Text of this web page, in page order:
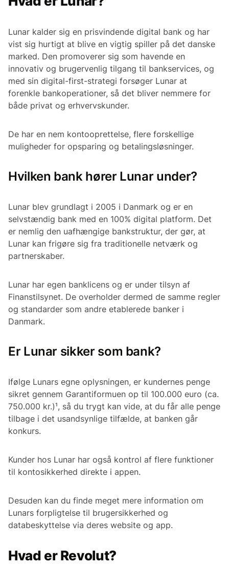
Lunar kalder sig en prisvindende digital bank og har
vist sig hurtigt at blive en vigtig spiller på det danske
marked. Den promoverer sig som havende en
innovativ og brugervenlig tilgang til bankservices, og
med sin digital-first-strategi forsøger Lunar at
forenkle bankoperationer, så det bliver nemmere for
både privat og erhvervskunder.
De har en nem kontooprettelse, flere forskellige
muligheder for opsparing og betalingsløsninger.
Hvilken bank hører Lunar under?
Lunar blev grundlagt i 2005 i Danmark og er en
selvstændig bank med en 100% digital platform. Det
er nemlig den uafhængige bankstruktur, der gør, at
Lunar kan frigøre sig fra traditionelle netværk og
partnerskaber.
Lunar har egen banklicens og er under tilsyn af
Finanstilsynet. De overholder dermed de samme regler
og standarder som andre etablerede banker i
Danmark.
Er Lunar sikker som bank?
Ifølge Lunars egne oplysningen, er kundernes penge
sikret gennem Garantiformuen op til 100.000 euro (ca.
750.000 kr.)¹, så du trygt kan vide, at du får alle penge
tilbage i det usandsynlige tilfælde, at banken går
konkurs.
Kunder hos Lunar har også kontrol af flere funktioner
til kontosikkerhed direkte i appen.
Desuden kan du finde meget mere information om
Lunars forpligtelse til brugersikkerhed og
databeskyttelse via deres website og app.
Hvad er Revolut?